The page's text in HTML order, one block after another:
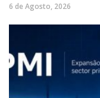
6 de Agosto, 2026